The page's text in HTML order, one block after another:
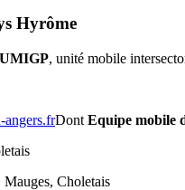
Hyrôme
UMIGP, unité mobile
Dont Equipe mobile
Choletais